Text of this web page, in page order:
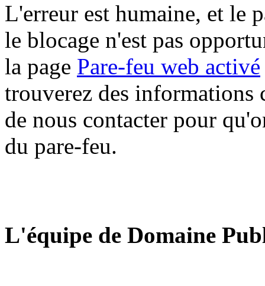
L'erreur est humaine, et le
le blocage n'est pas
la page Pare-feu web activé
trouverez des informations
de nous contacter pour
du pare-feu.
L'équipe de Domaine